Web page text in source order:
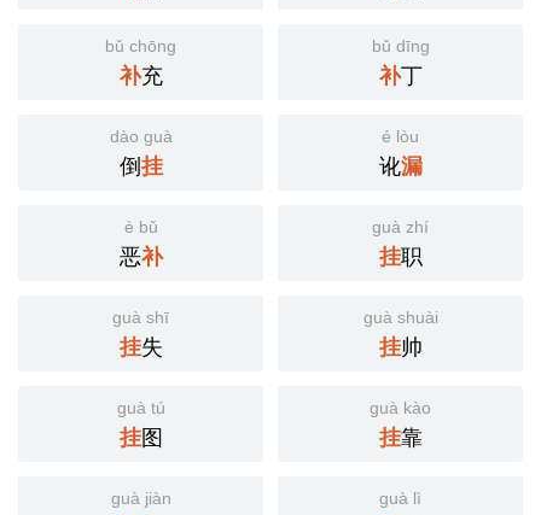
bǔ chōng
补充
bǔ dīng
补丁
dào guà
倒 挂
é lòu
讹漏
è bǔ
恶补
guà zhí
挂职
guà shī
挂失
guà shuài
挂帅
guà tú
挂图
guà kào
挂靠
guà jiàn guà lì